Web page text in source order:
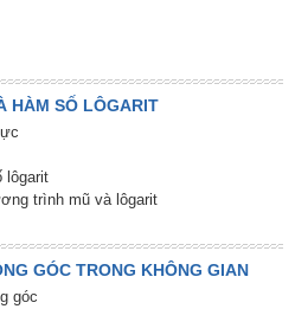
HÀM SỐ LÔGARIT
lôgarit
trình mũ và lôgarit
GÓC TRONG KHÔNG GIAN
góc